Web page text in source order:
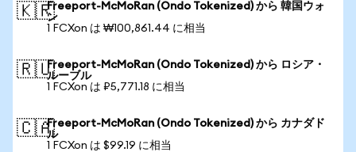
🇰🇷Freeport-McMoRan (Ondo Tokenized) から 韓国ウォ
ン
1 FCXon は ₩100,861.44 に相当
🇷🇺Freeport-McMoRan (Ondo Tokenized) から ロシア・
ルーブル
1 FCXon は ₽5,771.18 に相当
🇨🇦Freeport-McMoRan (Ondo Tokenized) から カナダド
ル
1 FCXon は $99.19 に相当